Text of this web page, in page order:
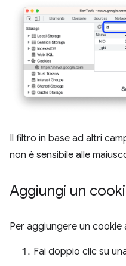
Il filtro in base ad altri
non è sensibile alle
Aggiungi un
Per aggiungere un cookie
Fai doppio clic su